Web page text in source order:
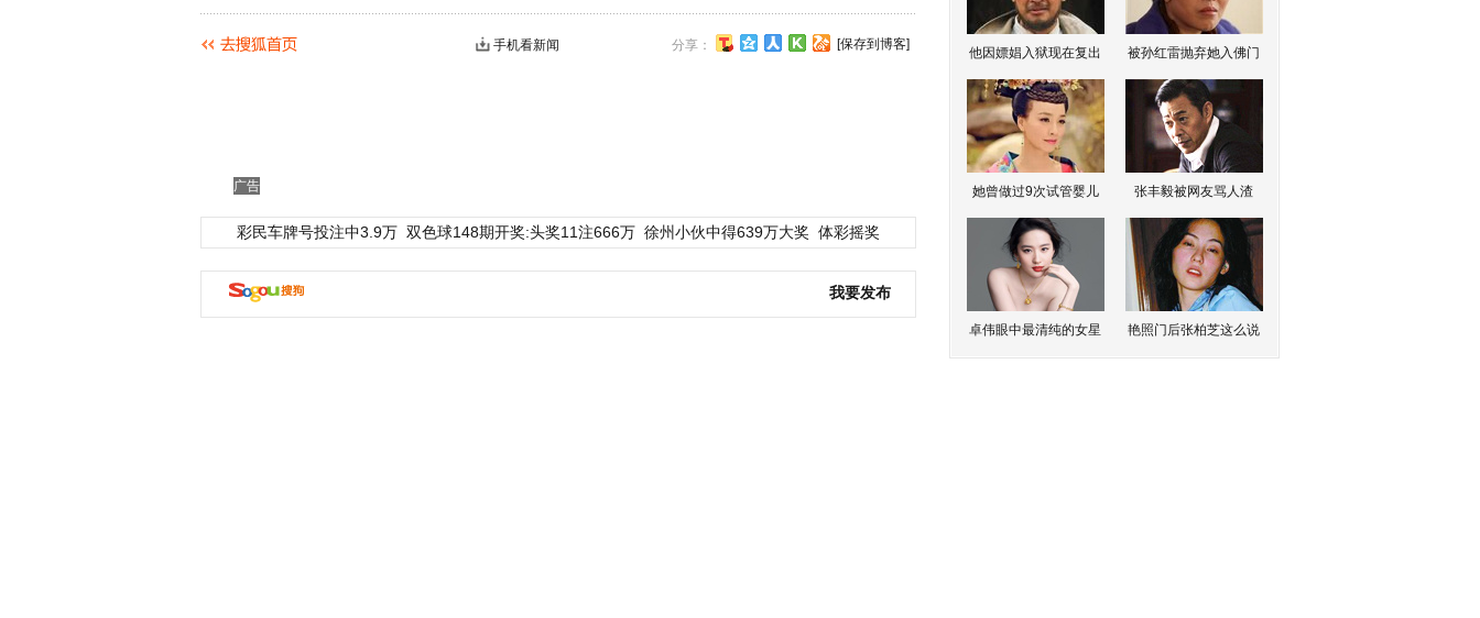
分享： [保存到博客]
手机看新闻
广告
彩民车牌号投注中3.9万 双色球148期开奖:头奖11注666万 徐州小伙中得639万大奖 体彩摇奖
我要发布
他因嫖娼入狱现在复出 被孙红雷抛弃她入佛门
她曾做过9次试管婴儿 张丰毅被网友骂人渣
卓伟眼中最清纯的女星 艳照门后张柏芝这么说